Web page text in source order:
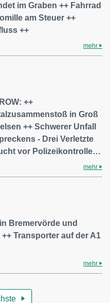
im Graben ++ Fahrrad
am Steuer ++
++
mehr
++
in Groß
++ Schwerer Unfall
- Drei Verletzte
vor Polizeikontrolle…
mehr
Bremervörde und
Transporter auf der A1
mehr
